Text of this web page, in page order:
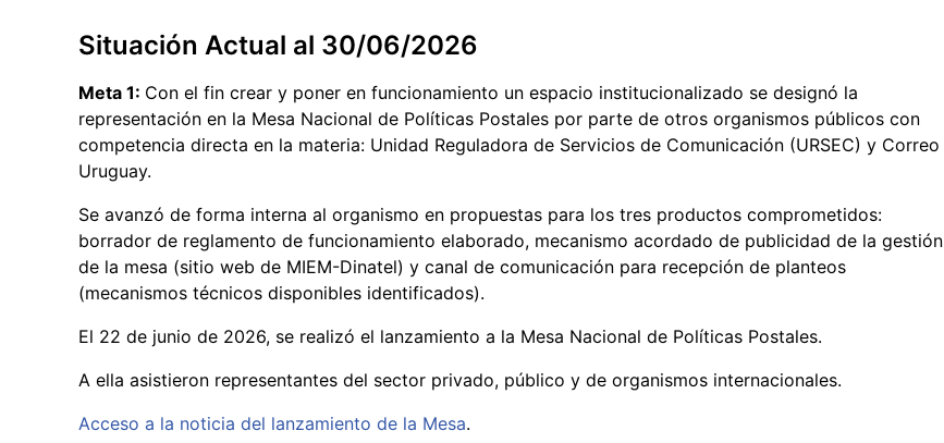
Situación Actual al 30/06/2026
Meta 1: Con el fin crear y poner en funcionamiento un espacio institucionalizado se designó la
representación en la Mesa Nacional de Políticas Postales por parte de otros organismos públicos con
competencia directa en la materia: Unidad Reguladora de Servicios de Comunicación (URSEC) y Correo
Uruguay.
Se avanzó de forma interna al organismo en propuestas para los tres productos comprometidos:
borrador de reglamento de funcionamiento elaborado, mecanismo acordado de publicidad de la gestión
de la mesa (sitio web de MIEM-Dinatel) y canal de comunicación para recepción de planteos
(mecanismos técnicos disponibles identificados).
El 22 de junio de 2026, se realizó el lanzamiento a la Mesa Nacional de Políticas Postales.
A ella asistieron representantes del sector privado, público y de organismos internacionales.
Acceso a la noticia del lanzamiento de la Mesa.